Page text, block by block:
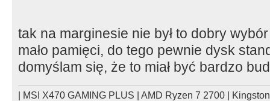
tak na marginesie nie był to dobry
mało pamięci, do tego pewnie dysk
domyślam się, że to miał być bardzo
| MSI X470 GAMING PLUS | AMD Ryzen 7 2700 |